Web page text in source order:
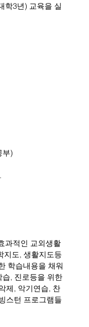
학3년) 교육을 실
부)
과적인 교외생활
지도, 생활지도등
학습내용을 채워
, 진로등을 위한
제, 악기연습, 찬
스턴 프로그램들